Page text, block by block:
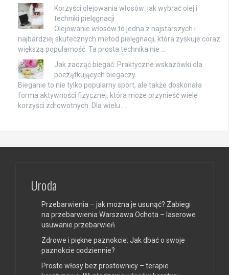
Korzyści olejowania włosów: jak wybrać olej i
techniki pielęgnacji
Olejowanie włosów to jedna z najstarszych i
najbardziej skutecznych metod pielęgnacji, która zyskuje coraz
większą popularność. Ta prosta technika nie …
Jak zacząć biegać: Praktyczne wskazówki dla
początkujących biegaczy
Bieganie to nie tylko popularny sport, ale także doskonała
forma aktywności fizycznej, która może przynieść wiele
korzyści zdrowotnych. Dla wielu …
Uroda
Przebarwienia – jak można je usunąć? Zabiegi
na przebarwienia Warszawa Ochota – laserowe
usuwanie przebarwień
Zdrowe i piękne paznokcie: Jak dbać o swoje
paznokcie codziennie?
Proste włosy bez prostownicy – terapie